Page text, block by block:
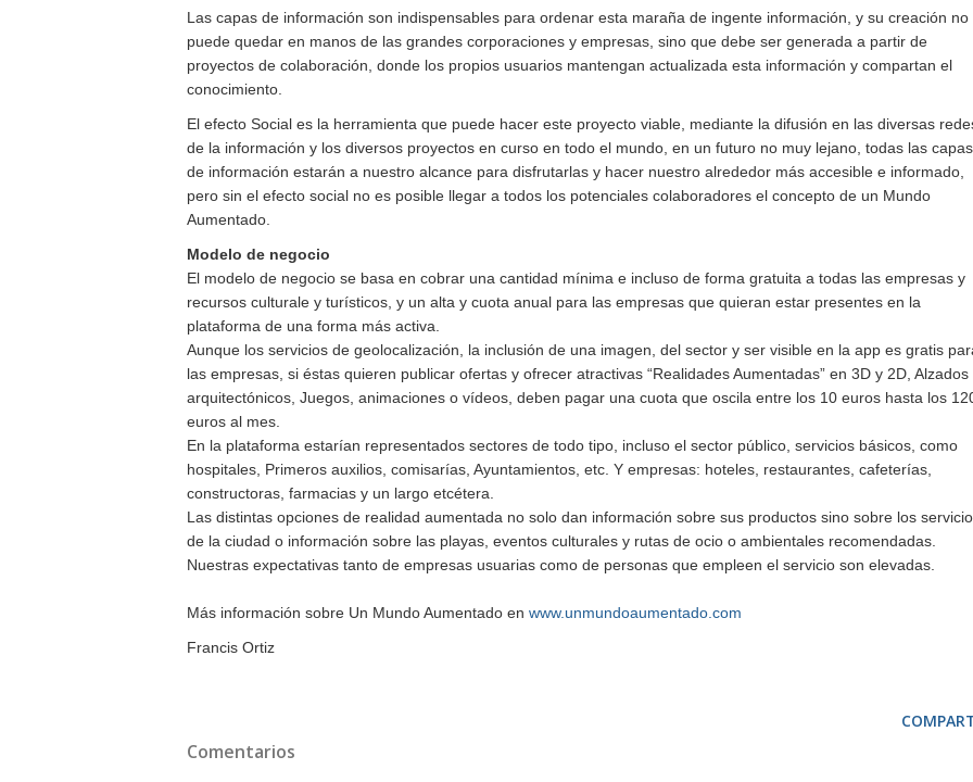
Las capas de información son indispensables para ordenar esta maraña de ingente información, y su creación no
puede quedar en manos de las grandes corporaciones y empresas, sino que debe ser generada a partir de
proyectos de colaboración, donde los propios usuarios mantengan actualizada esta información y compartan el
conocimiento.
El efecto Social es la herramienta que puede hacer este proyecto viable, mediante la difusión en las diversas
de la información y los diversos proyectos en curso en todo el mundo, en un futuro no muy lejano, todas las capas
de información estarán a nuestro alcance para disfrutarlas y hacer nuestro alrededor más accesible e informado,
pero sin el efecto social no es posible llegar a todos los potenciales colaboradores el concepto de un Mundo
Aumentado.
Modelo de negocio
El modelo de negocio se basa en cobrar una cantidad mínima e incluso de forma gratuita a todas las empresas y
recursos culturale y turísticos, y un alta y cuota anual para las empresas que quieran estar presentes en la
plataforma de una forma más activa.
Aunque los servicios de geolocalización, la inclusión de una imagen, del sector y ser visible en la app es gratis
las empresas, si éstas quieren publicar ofertas y ofrecer atractivas “Realidades Aumentadas” en 3D y 2D, Alzados
arquitectónicos, Juegos, animaciones o vídeos, deben pagar una cuota que oscila entre los 10 euros hasta los
euros al mes.
En la plataforma estarían representados sectores de todo tipo, incluso el sector público, servicios básicos, como
hospitales, Primeros auxilios, comisarías, Ayuntamientos, etc. Y empresas: hoteles, restaurantes, cafeterías,
constructoras, farmacias y un largo etcétera.
Las distintas opciones de realidad aumentada no solo dan información sobre sus productos sino sobre los
de la ciudad o información sobre las playas, eventos culturales y rutas de ocio o ambientales recomendadas.
Nuestras expectativas tanto de empresas usuarias como de personas que empleen el servicio son elevadas.
Más información sobre Un Mundo Aumentado en www.unmundoaumentado.com
Francis Ortiz
Comentarios